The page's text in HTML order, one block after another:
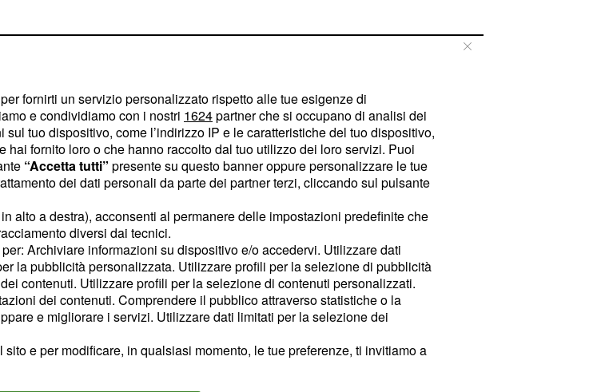
fornirti un servizio personalizzato rispetto alle tue esigenze di
e condividiamo con i nostri 1624partner che si occupano di analisi dei
tuo dispositivo, come l’indirizzo IP e le caratteristiche del tuo dispositivo,
fornito loro o che hanno raccolto dal tuo utilizzo dei loro servizi. Puoi
“Accetta tutti” presente su questo banner oppure personalizzare le tue
dei dati personali da parte dei partner terzi, cliccando sul pulsante
in alto a destra), acconsenti al permanere delle impostazioni predefinite che
diversi dai tecnici.
Archiviare informazioni su dispositivo e/o accedervi. Utilizzare dati
la pubblicità personalizzata. Utilizzare profili per la selezione di pubblicità
contenuti. Utilizzare profili per la selezione di contenuti personalizzati.
dei contenuti. Comprendere il pubblico attraverso statistiche o la
e migliorare i servizi. Utilizzare dati limitati per la selezione dei
e per modificare, in qualsiasi momento, le tue preferenze, ti invitiamo a